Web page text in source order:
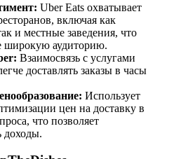
Uber Eats охватывает
включая как
и местные заведения, что
широкую аудиторию.
Взаимосвязь с услугами
доставлять заказы в часы
Использует
цен на доставку в
что позволяет
доходы.